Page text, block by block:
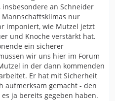
an Schneider
Mannschaftsklimas nur
imponiert, wie Mutzel jetzt
und Knoche verstärkt hat.
ein sicherer
wir uns hier im Forum
in der dann kommenden
Er hat mit Sicherheit
aufmerksam gemacht - den
ja bereits gegeben haben.